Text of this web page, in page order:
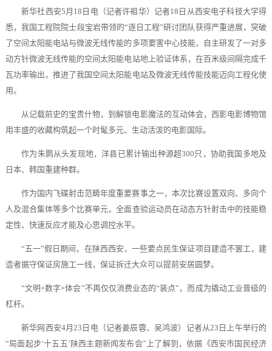
新华社西安5月18日电（记者许祖华）记者18日从西安电子科技大学得
悉，我国工程院院士段宝岩带领的“逐日工程”研讨团队获得严重进展，突破
了空间太阳能电站与微波无线传能的多项要害中心技能，自主研发了一对多
动方针微波无线传能的空间太阳能电站地上验证体系，在百米级间隔完成千
瓦功率输出，推进了我国空间太阳能电站及微波无线传能技能迈向工程化使
用。
从记载前史的宝贵什物，到解锁电影魔法的互动体会，西影电影博物馆
用丰盛的收藏构筑起一个时髦多元、生动活泼的电影国际。
作为朱鹮从头发现地，洋县已累计输出种源超300只，协助我国多地及
日本、韩国重建种群。
作为国内飞碟射击范畴年度重要赛事之一，本次比赛设置双向、多向个
人及混合集体等多个比赛单元，全面查验运动员在动态方针射击中的技能稳
定性、快速反应才能及心思调控水平。
“五一”假日期间，在陕西西安，一些要点民生保证项目建造不罢工，建
造者据守保证房施工一线，保证拆迁大众可以提前安居圆梦。
“文明+数字+体会”不再仅仅消费业态的“装点”，而成为撬动工业晋级的
杠杆。
新华网西安4月23日电（记者姜辰蓉、吴鸿波）记者从23日上午举行的
“局面起步‘十五五’陕西主题新闻发布会”上了解到，依据《西安市国民经济